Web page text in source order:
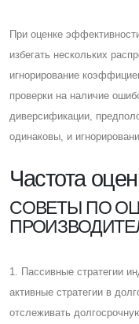
При оценке
избегать нескольких
игнорирование
проверки на наличие
диверсификации,
одинаковы, и
Частота
CОВЕТЫ ПО
1. Пассивные стратегии
активные стратегии в
отслеживать